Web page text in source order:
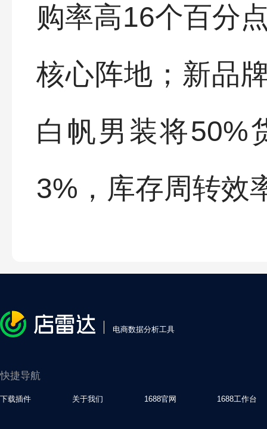
购率高16个百分
核心阵地；新品
白帆男装将50%
3%，库存周转效
电商数据分析工具
快捷导航
下载插件 关于我们 1688官网 1688工作台